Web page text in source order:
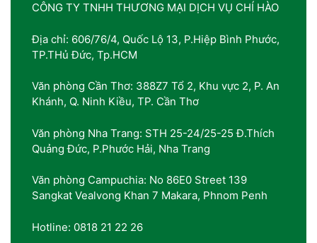
CÔNG TY TNHH THƯƠNG MẠI DỊCH VỤ CHÍ HÀO
Địa chỉ: 606/76/4, Quốc Lộ 13, P.Hiệp Bình Phước,
TP.THủ Đức, Tp.HCM
Văn phòng Cần Thơ: 388Z7 Tổ 2, Khu vực 2, P. An
Khánh, Q. Ninh Kiều, TP. Cần Thơ
Văn phòng Nha Trang: STH 25-24/25-25 Đ.Thích
Quảng Đức, P.Phước Hải, Nha Trang
Văn phòng Campuchia: No 86E0 Street 139
Sangkat Vealvong Khan 7 Makara, Phnom Penh
Hotline: 0818 21 22 26